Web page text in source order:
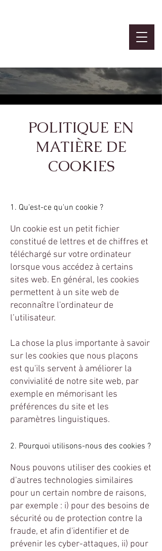
POLITIQUE EN
MATIÈRE DE
COOKIES
1. Qu'est-ce qu'un cookie ?
Un cookie est un petit fichier
constitué de lettres et de chiffres et
téléchargé sur votre ordinateur
lorsque vous accédez à certains
sites web. En général, les cookies
permettent à un site web de
reconnaître l'ordinateur de
l’utilisateur.
La chose la plus importante à savoir
sur les cookies que nous plaçons
est qu'ils servent à améliorer la
convivialité de notre site web, par
exemple en mémorisant les
préférences du site et les
paramètres linguistiques.
2. Pourquoi utilisons-nous des cookies ?
Nous pouvons utiliser des cookies et
d'autres technologies similaires
pour un certain nombre de raisons,
par exemple : i) pour des besoins de
sécurité ou de protection contre la
fraude, et afin d'identifier et de
prévenir les cyber-attaques, ii) pour